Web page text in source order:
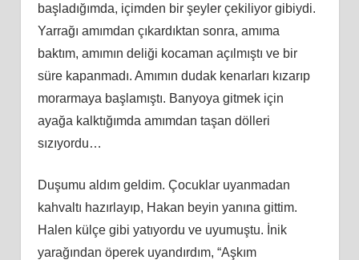
başladığımda, içimden bir şeyler çekiliyor gibiydi.
Yarrağı amımdan çıkardıktan sonra, amıma
baktım, amımın deliği kocaman açılmıştı ve bir
süre kapanmadı. Amımın dudak kenarları kızarıp
morarmaya başlamıştı. Banyoya gitmek için
ayağa kalktığımda amımdan taşan dölleri
sızıyordu…
Duşumu aldım geldim. Çocuklar uyanmadan
kahvaltı hazırlayıp, Hakan beyin yanına gittim.
Halen külçe gibi yatıyordu ve uyumuştu. İnik
yarağından öperek uyandırdım, “Aşkım